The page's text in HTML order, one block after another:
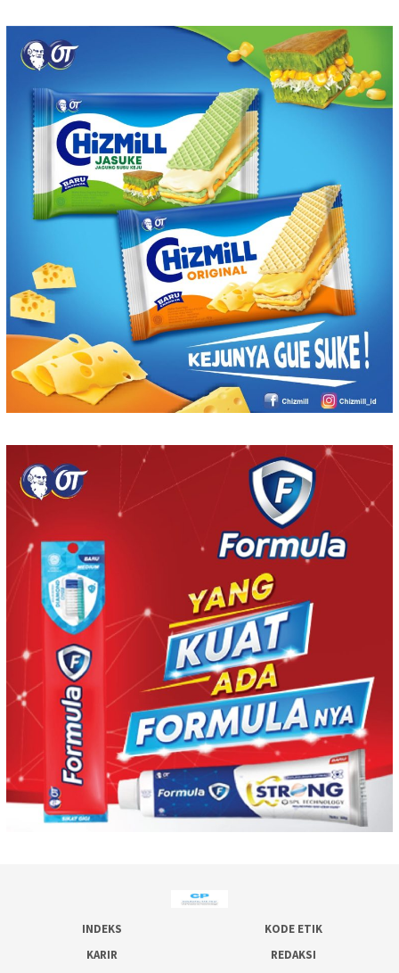
INDEKS
KODE ETIK
KARIR
REDAKSI